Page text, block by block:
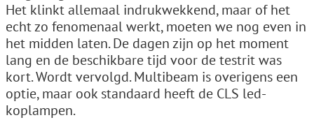
Het klinkt allemaal indrukwekkend, maar of het
echt zo fenomenaal werkt, moeten we nog even in
het midden laten. De dagen zijn op het moment
lang en de beschikbare tijd voor de testrit was
kort. Wordt vervolgd. Multibeam is overigens een
optie, maar ook standaard heeft de CLS led-
koplampen.